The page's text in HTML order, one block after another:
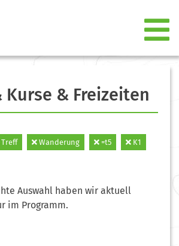
Kurse & Freizeiten
Treff Wanderung =t5 K1
Auswahl haben wir aktuell
im Programm.